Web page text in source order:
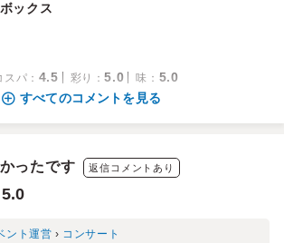
ックス
スパ ： 4.5 彩り ：5.0 味 ： 5.0
すべてのコメントを見る
ったです 返信コメントあり
5.0
ント運営 › コンサート